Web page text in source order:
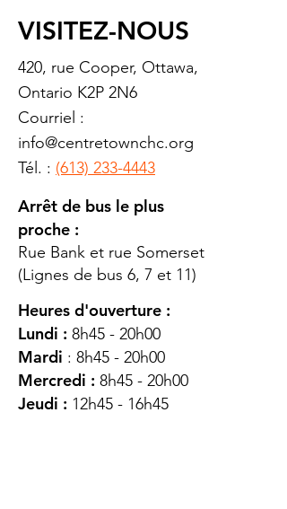
VISITEZ-NOUS
420, rue Cooper, Ottawa,
Ontario K2P 2N6
Courriel :
info@centretownchc.org
Tél. : (613) 233-4443
Arrêt de bus le plus
proche :
Rue Bank et rue Somerset
(Lignes de bus 6, 7 et 11)
Heures d'ouverture :
Lundi : 8h45 - 20h00
Mardi : 8h45 - 20h00
Mercredi : 8h45 - 20h00
Jeudi : 12h45 - 16h45